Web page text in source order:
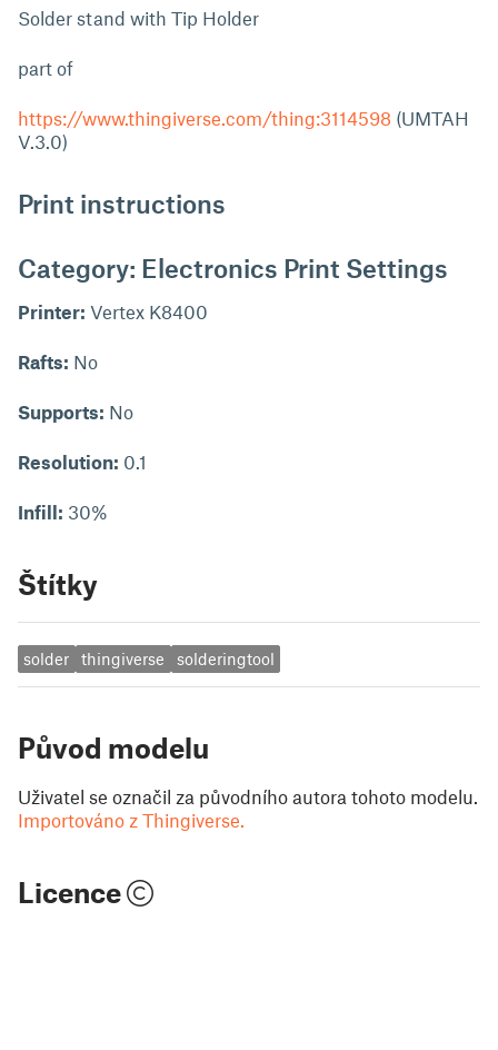
Solder stand with Tip Holder
part of
https://www.thingiverse.com/thing:3114598 (UMTAH
V.3.0)
Print instructions
Category: Electronics Print Settings
Printer: Vertex K8400
Rafts: No
Supports: No
Resolution: 0.1
Infill: 30%
Štítky
solder thingiverse solderingtool
Původ modelu
Uživatel se označil za původního autora tohoto modelu.
Importováno z Thingiverse.
Licence